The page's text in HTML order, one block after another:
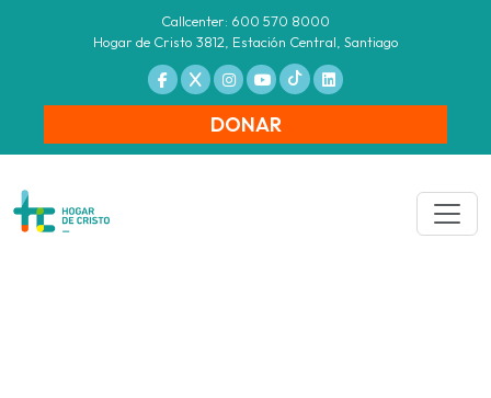
Callcenter: 600 570 8000
Hogar de Cristo 3812, Estación Central, Santiago
DONAR